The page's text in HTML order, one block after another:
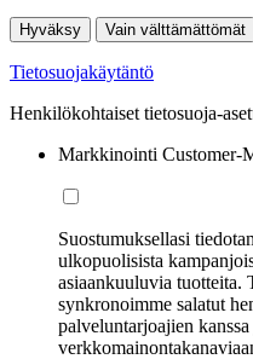
Hyväksy Vain välttämättömät
Tietosuojakäytäntö
Henkilökohtaiset tietosuoja-
Markkinointi Customer-
Suostumuksellasi
ulkopuolisista
asiaankuuluvia tuotteita.
synkronoimme salatut
palveluntarjoajien